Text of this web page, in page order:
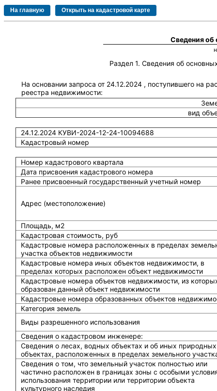
Сведения
Раздел 1. Сведения об
На основании запроса от 24.12.2024 , поступившего на
реестра недвижимости:
вид
24.12.2024 КУВИ-2024-12-24-10094688
Кадастровый номер
Номер кадастрового квартала
Дата присвоения кадастрового номера
Ранее присвоенный государственный учетный номер
Адрес (местоположение)
Площадь, м2
Кадастровая стоимость, руб
Кадастровые номера расположенных в пределах
участка объектов недвижимости
Кадастровые номера иных объектов недвижимости, в
пределах которых расположен объект недвижимости
Кадастровые номера объектов недвижимости, из
образован данный объект недвижимости
Кадастровые номера образованных объектов
Категория земель
Виды разрешенного использования
Сведения о кадастровом инженере:
Cведения о лесах, водных объектах и об иных природных
объектах, расположенных в пределах земельного
Сведения о том, что земельный участок полностью или
частично расположен в границах зоны с особыми
использования территории или территории объекта
культурного наследия